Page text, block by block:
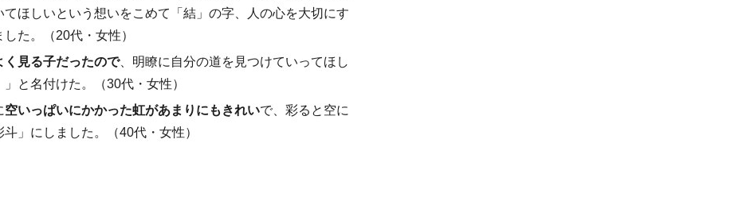
ほしいという想いをこめて「結」の字、人の心を大切にす
た。（20代・女性）
く見る子だったので、明瞭に自分の道を見つけていってほし
と名付けた。（30代・女性）
空いっぱいにかかった虹があまりにもきれいで、彩ると空に
」にしました。（40代・女性）